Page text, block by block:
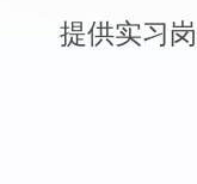
提供实习